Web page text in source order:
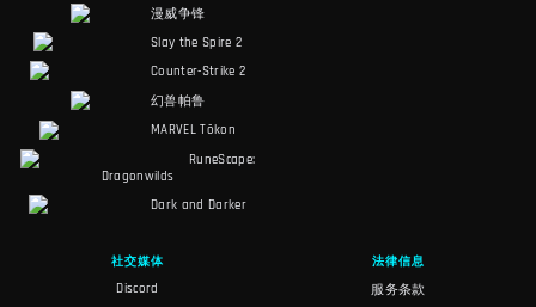
漫威争锋
Slay the Spire 2
Counter-Strike 2
幻兽帕鲁
MARVEL Tōkon
RuneScape:
Dragonwilds
Dark and Darker
社交媒体
Discord
法律信息
服务条款